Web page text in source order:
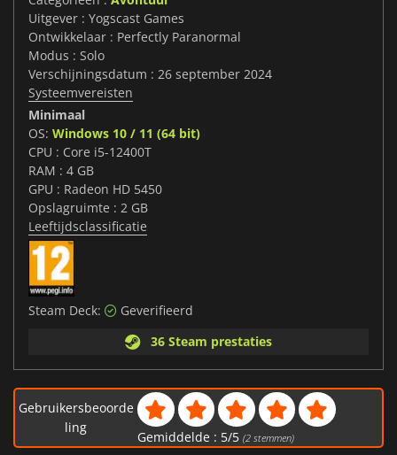
Uitgever : Yogscast Games
Ontwikkelaar : Perfectly Paranormal
Modus : Solo
Verschijningsdatum : 26 september 2024
Systeemvereisten
Minimaal
OS: Windows 10 / 11 (64 bit)
CPU : Core i5-12400T
RAM : 4 GB
GPU : Radeon HD 5450
Opslagruimte : 2 GB
Leeftijdsclassificatie
Steam Deck:
Geverifieerd
36 Steam prestaties
Gebruikersbeoorde
ling
Gemiddelde : 5/5 (2stemmen)